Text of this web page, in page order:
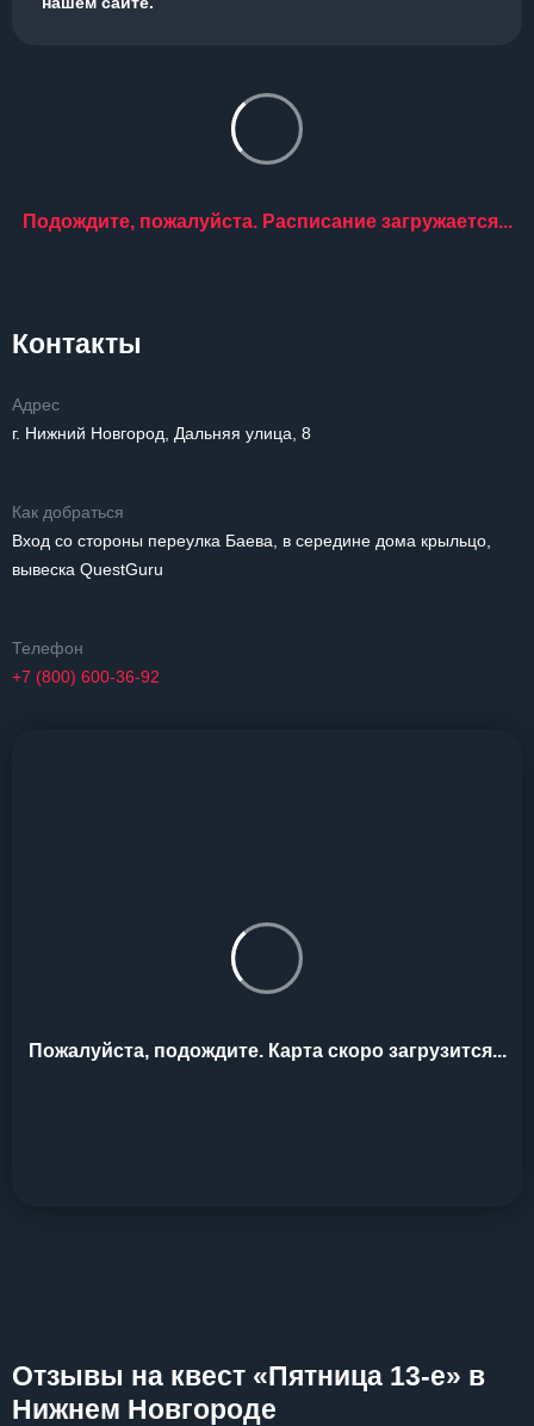
Подождите, пожалуйста. Расписание загружается...
Контакты
Адрес
г. Нижний Новгород, Дальняя улица, 8
Как добраться
Вход со стороны переулка Баева, в середине дома крыльцо,
вывеска QuestGuru
Телефон
+7 (800) 600-36-92
Пожалуйста, подождите. Карта скоро загрузится...
Отзывы на квест «Пятница 13-е» в
Нижнем Новгороде